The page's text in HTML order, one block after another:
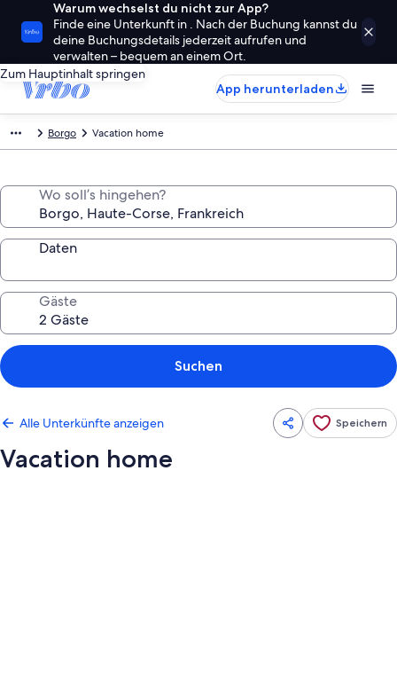
Warum wechselst du nicht zur App?
Finde eine Unterkunft in . Nach der Buchung kannst du
deine Buchungsdetails jederzeit aufrufen und
verwalten – bequem an einem Ort.
Zum Hauptinhalt springen
App herunterladen
Borgo Vacation home
Wo soll’s hingehen?
Daten
Gäste
Suchen
Alle Unterkünfte anzeigen Speichern
Vacation home